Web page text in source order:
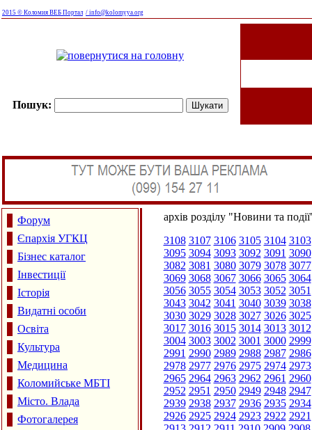
2015 © Коломия ВЕБ Портал / info@kolomyya.org
Пошук:
Форум
Єпархія УГКЦ
Бізнес каталог
Інвестиції
Історія
Видатні особи
Освіта
Культура
Медицина
Коломийське МБТІ
Місто. Влада
Фотогалерея
архів розділу "Новини та
3108 3107 3106 3105 3104 3103
3095 3094 3093 3092 3091 3090
3082 3081 3080 3079 3078 3077
3069 3068 3067 3066 3065 3064
3056 3055 3054 3053 3052 3051
3043 3042 3041 3040 3039 3038
3030 3029 3028 3027 3026 3025
3017 3016 3015 3014 3013 3012
3004 3003 3002 3001 3000 2999
2991 2990 2989 2988 2987 2986
2978 2977 2976 2975 2974 2973
2965 2964 2963 2962 2961 2960
2952 2951 2950 2949 2948 2947
2939 2938 2937 2936 2935 2934
2926 2925 2924 2923 2922 2921